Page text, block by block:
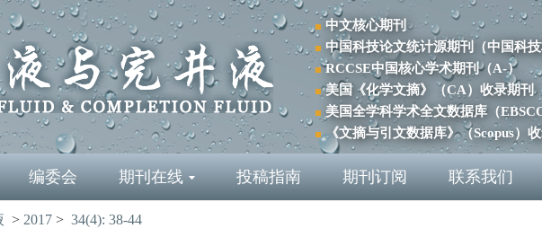
中文核心期刊
中国科技论文统计源期刊（中国科
RCCSE中国核心学术期刊（A-）
美国《化学文摘》（CA）收录期刊
美国全学科学术全文数据库（
《文摘与引文数据库》（Scopus）
编委会 期刊在线 投稿指南 期刊订阅 联系我们
> 2017 > 34(4): 38-44